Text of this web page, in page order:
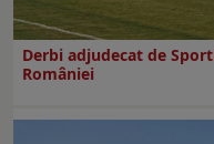
Derbi adjudecat de
României